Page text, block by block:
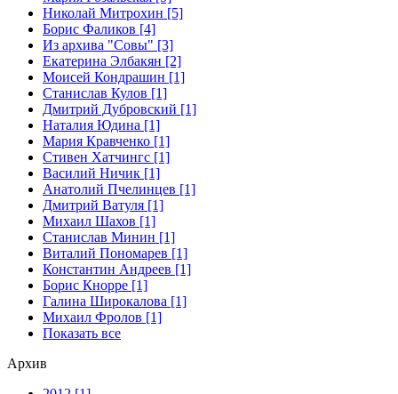
Николай Митрохин [5]
Борис Фаликов [4]
Из архива "Совы" [3]
Екатерина Элбакян [2]
Моисей Кондрашин [1]
Станислав Кулов [1]
Дмитрий Дубровский [1]
Наталия Юдина [1]
Мария Кравченко [1]
Стивен Хатчингс [1]
Василий Ничик [1]
Анатолий Пчелинцев [1]
Дмитрий Ватуля [1]
Михаил Шахов [1]
Станислав Минин [1]
Виталий Пономарев [1]
Константин Андреев [1]
Борис Кнорре [1]
Галина Широкалова [1]
Михаил Фролов [1]
Показать все
Архив